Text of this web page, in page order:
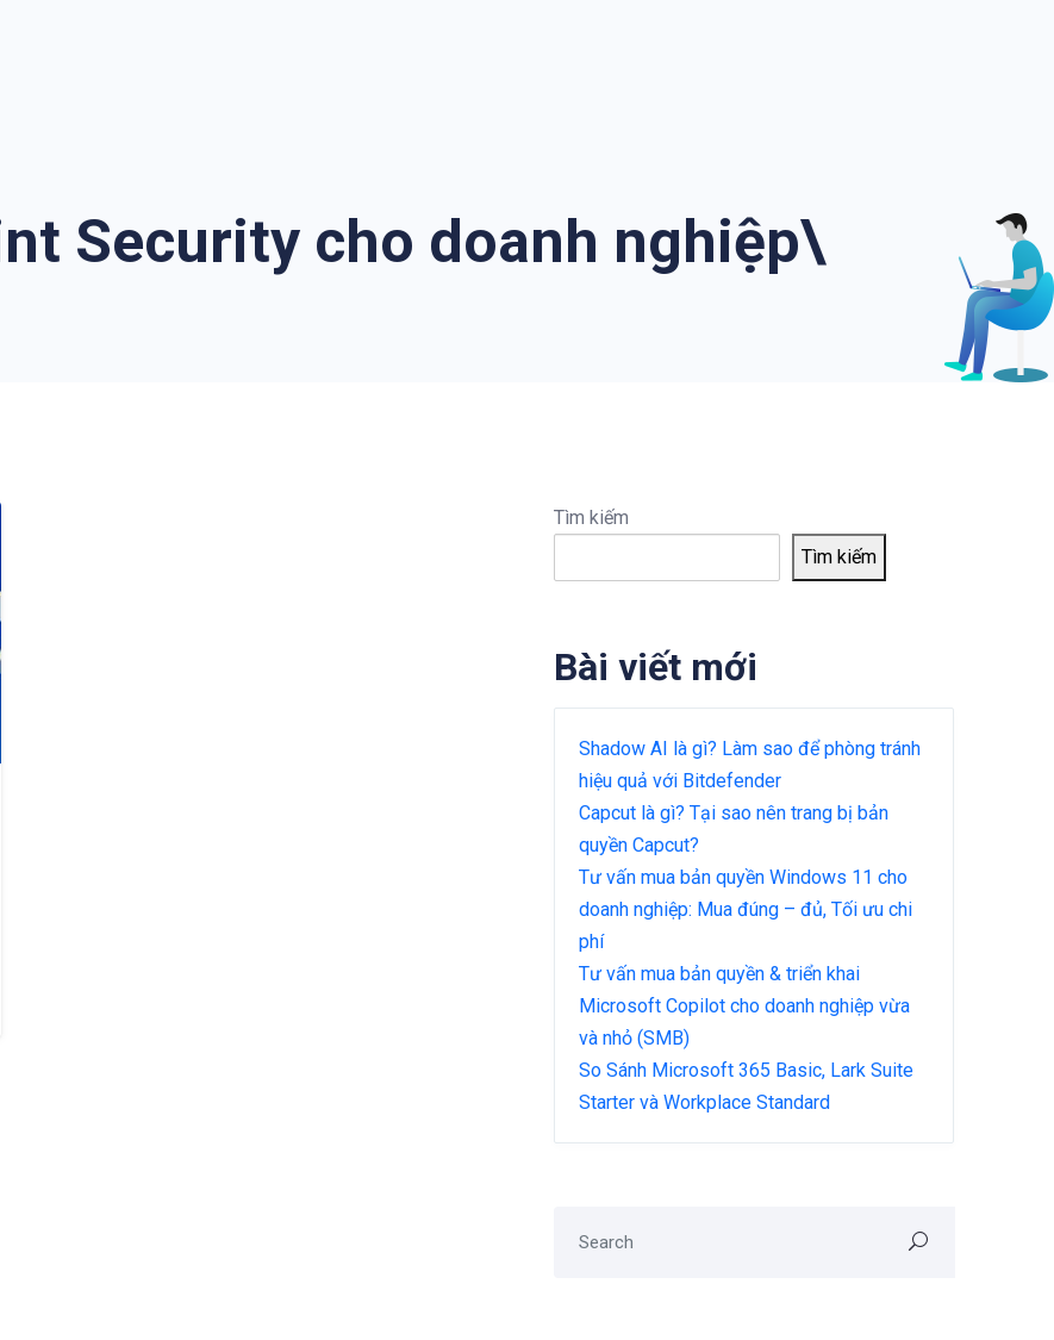
Security cho doanh nghiệp\
Tìm kiếm
Tìm kiếm
Bài viết mới
Shadow AI là gì? Làm sao để phòng tránh
hiệu quả với Bitdefender
Capcut là gì? Tại sao nên trang bị bản
quyền Capcut?
Tư vấn mua bản quyền Windows 11 cho
doanh nghiệp: Mua đúng – đủ, Tối ưu chi
phí
Tư vấn mua bản quyền & triển khai
Microsoft Copilot cho doanh nghiệp vừa
và nhỏ (SMB)
So Sánh Microsoft 365 Basic, Lark Suite
Starter và Workplace Standard